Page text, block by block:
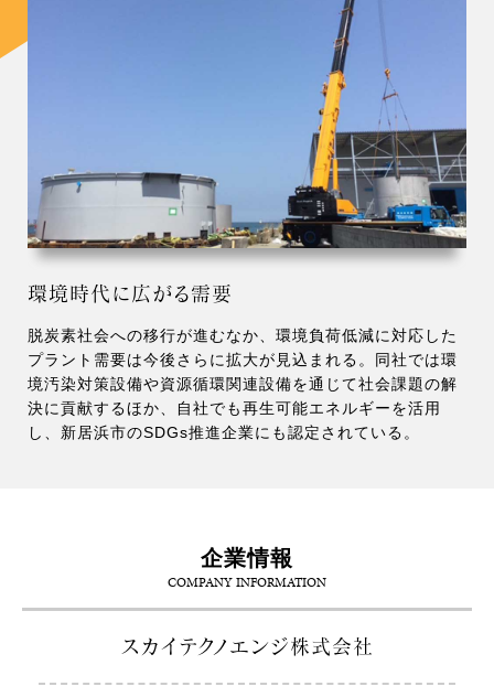
環境時代に広がる需要
脱炭素社会への移行が進むなか、環境負荷低減に対応した
プラント需要は今後さらに拡大が見込まれる。同社では環
境汚染対策設備や資源循環関連設備を通じて社会課題の解
決に貢献するほか、自社でも再生可能エネルギーを活用
し、新居浜市のSDGs推進企業にも認定されている。
企業情報
COMPANY INFORMATION
スカイテクノエンジ株式会社